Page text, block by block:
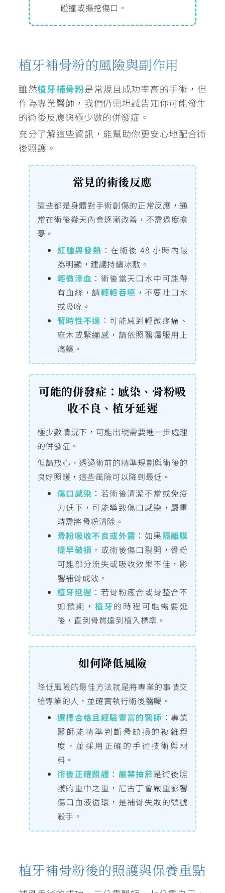
碰撞或摳挖傷口。
植牙補骨粉的風險與副作用
雖然植牙補骨粉是常規且成功率高的手術，但
作為專業醫師，我們仍需坦誠告知你可能發生
的術後反應與極少數的併發症。
充分了解這些資訊，能幫助你更安心地配合術
後照護。
常見的術後反應
這些都是身體對手術創傷的正常反應，通
常在術後幾天內會逐漸改善，不需過度擔
憂。
紅腫與發熱 ：在術後 48 小時內最
為明顯，建議持續冰敷。
輕微滲血 ：術後當天口水中可能帶
有血絲，請輕輕吞嚥 ，不要吐口水
或吸吮。
暫時性不適 ：可能感到輕微疼痛、
麻木或緊繃感，請依照醫囑服用止
痛藥。
可能的併發症：感染、骨粉吸
收不良、植牙延遲
極少數情況下，可能出現需要進一步處理
的併發症。
但請放心，透過術前的精準規劃與術後的
良好照護，這些風險可以降到最低。
傷口感染 ：若術後清潔不當或免疫
力低下，可能導致傷口感染，嚴重
時需將骨粉清除。
骨粉吸收不良或外露 ：如果隔離膜
提早破損 ，或術後傷口裂開，骨粉
可能部分流失或吸收效果不佳，影
響補骨成效。
植牙延遲 ：若骨粉癒合或骨整合不
如預期， 植牙的時程可能需要延
後，直到骨質達到植入標準。
如何降低風險
降低風險的最佳方法就是將專業的事情交
給專業的人，並確實執行術後醫囑。
選擇合格且經驗豐富的醫師 ：專業
醫師能精準判斷骨缺損的複雜程
度，並採用正確的手術技術與材
料。
術後正確照護 ： 嚴禁抽菸是術後照
護的重中之重，尼古丁會嚴重影響
傷口血液循環，是補骨失敗的頭號
殺手。
植牙補骨粉後的照護與保養重點